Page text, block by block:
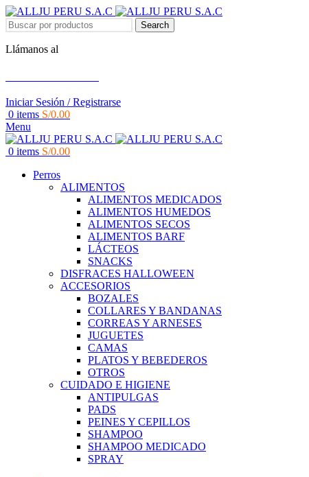
Search
Llámanos al
Iniciar Sesión / Registrarse
0 items S/0.00
Menu
0 items S/0.00
Perros
ALIMENTOS
ALIMENTOS MEDICADOS
ALIMENTOS HUMEDOS
ALIMENTOS SECOS
ALIMENTOS BARF
LÁCTEOS
SNACKS
DISFRACES HALLOWEEN
ACCESORIOS
BOZALES
COLLARES Y BANDANAS
CORREAS Y ARNESES
JUGUETES
CAMAS
PLATOS Y BEBEDEROS
OTROS
CUIDADO E HIGIENE
ANTIPULGAS
PADS
PEINES Y CEPILLOS
SHAMPOO
SHAMPOO MEDICADO
SPRAY